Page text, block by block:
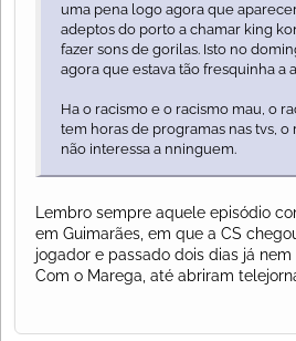
uma pena logo agora que
adeptos do porto a chamar king
fazer sons de gorilas. Isto no
agora que estava tão fresquinha a
Ha o racismo e o racismo mau, o
tem horas de programas nas tvs, o
não interessa a nninguem.
Lembro sempre aquele episódio
em Guimarães, em que a CS
jogador e passado dois dias já
Com o Marega, até abriram